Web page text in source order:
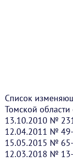
Список
Томской
13.10.2010 №
12.04.2011 №
15.05.2015 №
12.03.2018 №